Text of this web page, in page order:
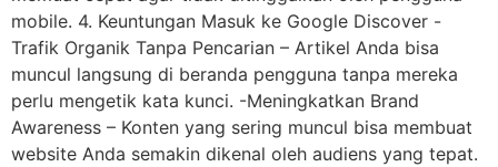
mobile. 4. Keuntungan Masuk ke Google Discover -
Trafik Organik Tanpa Pencarian – Artikel Anda bisa
muncul langsung di beranda pengguna tanpa mereka
perlu mengetik kata kunci. -Meningkatkan Brand
Awareness – Konten yang sering muncul bisa membuat
website Anda semakin dikenal oleh audiens yang tepat.